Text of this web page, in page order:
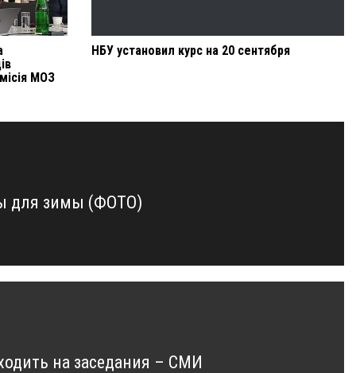
МОЗ
НБУ установил курс на 20 сентября
для зимы (ФОТО)
на заседания – СМИ